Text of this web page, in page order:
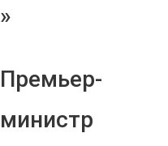
»
Премьер-
министр